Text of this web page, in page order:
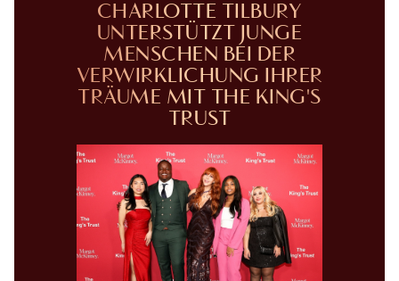
CHARLOTTE TILBURY
UNTERSTÜTZT JUNGE
MENSCHEN BEI DER
VERWIRKLICHUNG IHRER
TRÄUME MIT THE KING'S
TRUST